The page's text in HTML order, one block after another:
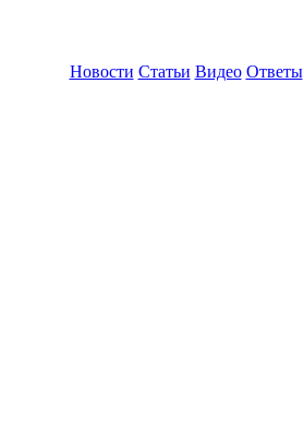
Новости Статьи Видео Ответы